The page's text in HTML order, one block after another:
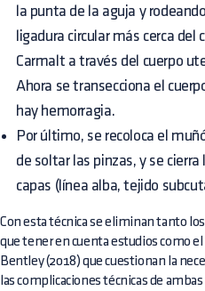
la punta de la aguja y
ligadura circular más cerca del
Carmalt a través del cuerpo
Ahora se transecciona el
hay hemorragia.
Por último, se recoloca el
de soltar las pinzas, y se
capas (línea alba, tejido
Con esta técnica se eliminan tanto
que tener en cuenta estudios como el
Bentley (2018) que cuestionan la
las complicaciones técnicas de